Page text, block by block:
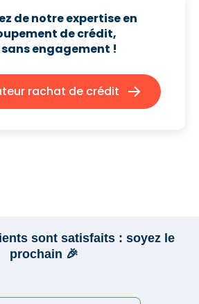
de notre expertise en
de crédit,
engagement !
rachat de crédit